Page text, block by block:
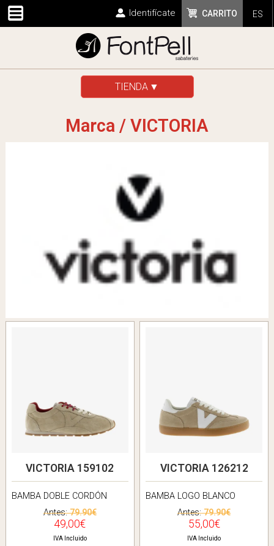
ES
CARRITO
Identifícate
TIENDA
Marca / VICTORIA
VICTORIA 159102
BAMBA DOBLE CORDÓN
Antes:79.90€
49,00€
IVA Incluido
VICTORIA 126212
BAMBA LOGO BLANCO
Antes:79.90€
55,00€
IVA Incluido